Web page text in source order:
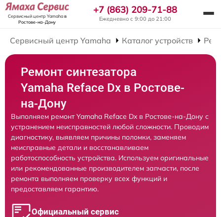
Сервисный центр Yamahaв
Ростове-на-Дону
+7 (863) 209-71-88
Ежедневно с 9:00 до 21:00
Сервисный центр Yamaha Каталог устройств
Ремонт синтезатора
Yamaha Reface Dx в Ростове-
на-Дону
Выполняем ремонт Yamaha Reface Dx в Ростове-на-Дону с
устранением неисправностей любой сложности. Проводим
диагностику, выявляем причины поломки, заменяем
неисправные детали и восстанавливаем
работоспособность устройства. Используем оригинальные
или рекомендованные производителем запчасти, после
ремонта выполняем проверку всех функций и
предоставляем гарантию.
Официальный сервис